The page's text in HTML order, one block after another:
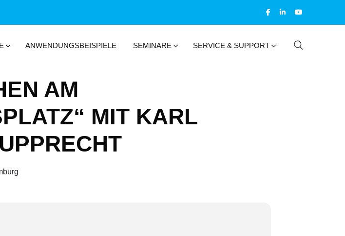
ANWENDUNGSBEISPIELE SEMINARE SERVICE & SUPPORT
AM
MIT KARL